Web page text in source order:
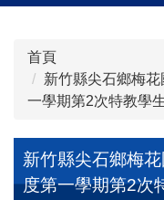
首頁
新竹縣尖石鄉梅
一學期第2次特教學
新竹縣尖石鄉梅
度第一學期第2次